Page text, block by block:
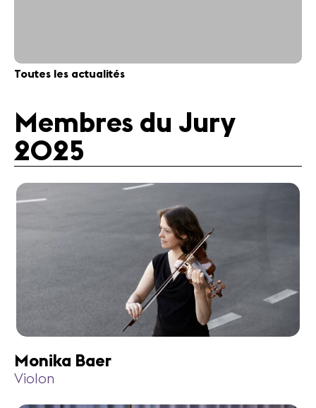
Toutes les actualités
Membres du Jury
2025
Monika Baer
Violon